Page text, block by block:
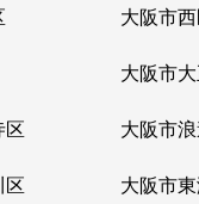
大阪市
大阪市
区 大阪市
区 大阪市